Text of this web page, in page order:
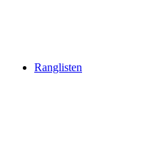
Ranglisten